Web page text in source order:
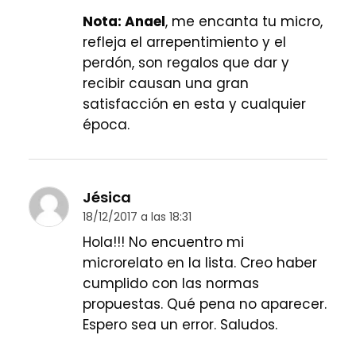
Nota: Anael, me encanta tu micro,
refleja el arrepentimiento y el
perdón, son regalos que dar y
recibir causan una gran
satisfacción en esta y cualquier
época.
Jésica
18/12/2017 a las 18:31
Hola!!! No encuentro mi
microrelato en la lista. Creo haber
cumplido con las normas
propuestas. Qué pena no aparecer.
Espero sea un error. Saludos.